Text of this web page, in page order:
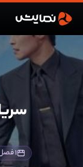
۱ فصل